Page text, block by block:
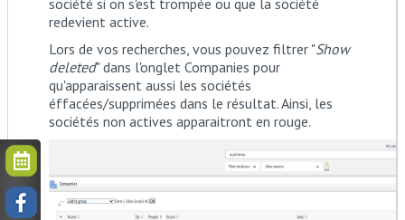
redevient active.
Lors de vos recherches, vous pouvez filtrer "Show
deleted" dans l'onglet Companies pour
qu'apparaissent aussi les sociétés
éffacées/supprimées dans le résultat. Ainsi, les
sociétés non actives apparaitront en rouge.